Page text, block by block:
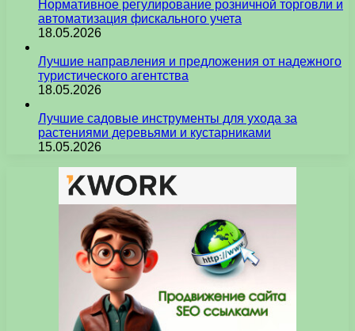
Нормативное регулирование розничной торговли и
автоматизация фискального учета
18.05.2026
Лучшие направления и предложения от надежного
туристического агентства
18.05.2026
Лучшие садовые инструменты для ухода за
растениями деревьями и кустарниками
15.05.2026